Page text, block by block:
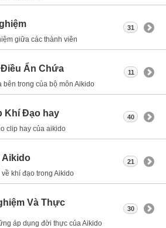
giữa các thành viên
31
Ẩn Chứa
bên trong của bộ môn Aikido
11
Khí Đạo hay
clip hay của aikido
40
Aikido
khí đạo trong Aikido
21
Và Thực
áp dụng đời thực của Aikido
30